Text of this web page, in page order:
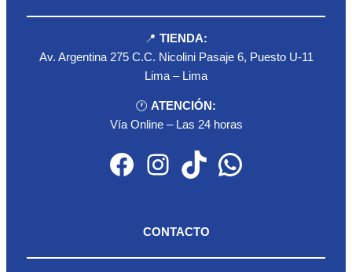
📍 TIENDA:
Av. Argentina 275 C.C. Nicolini Pasaje 6, Puesto U-11
Lima – Lima
🕐 ATENCIÓN:
Vía Online – Las 24 horas
Facebook Instagram TikTok WhatsApp
CONTACTO